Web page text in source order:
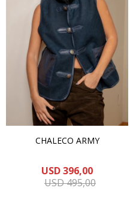
CHALECO ARMY
USD396,00
USD495,00